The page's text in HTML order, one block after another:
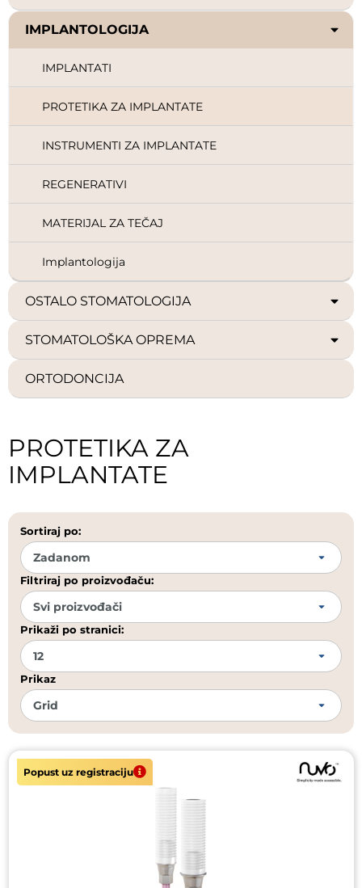
IMPLANTOLOGIJA
IMPLANTATI
PROTETIKA ZA IMPLANTATE
INSTRUMENTI ZA IMPLANTATE
REGENERATIVI
MATERIJAL ZA TEČAJ
Implantologija
OSTALO STOMATOLOGIJA
STOMATOLOŠKA OPREMA
ORTODONCIJA
PROTETIKA ZA
IMPLANTATE
Sortiraj po:
Filtriraj po proizvođaču:
Prikaži po stranici:
Prikaz
Popust uz registraciju